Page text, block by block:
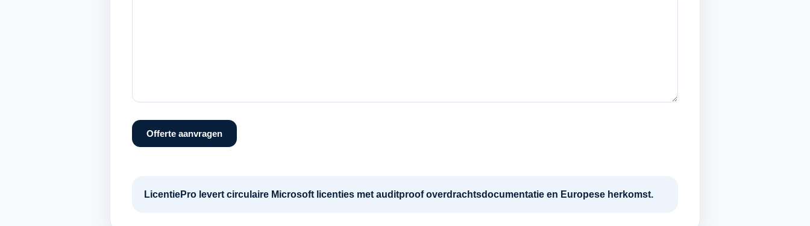
Offerte aanvragen
LicentiePro levert circulaire Microsoft licenties met auditproof overdrachtsdocumentatie en Europese herkomst.